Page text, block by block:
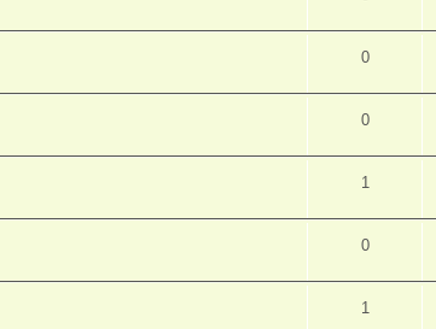
0
0
1
0
1